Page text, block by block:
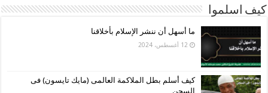
كيف اسلموا
ما أسهل أن ننشر الإسلام بأخلاقنا
12 أغسطس، 2024
كيف أسلم بطل الملاكمة العالمى (مايك تايسون) فى
السجن